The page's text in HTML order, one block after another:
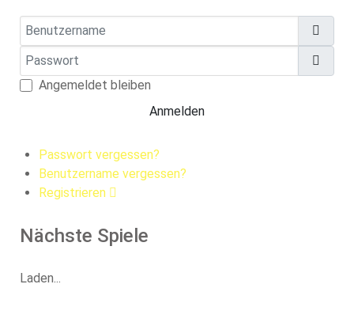
Benutzername
Passwort
Angemeldet bleiben
Anmelden
Passwort vergessen?
Benutzername vergessen?
Registrieren
Nächste Spiele
Laden...